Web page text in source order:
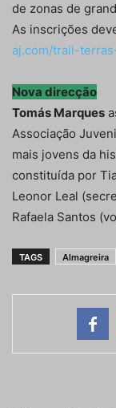
de zonas de
As inscrições
aj.com/trail-
Nova direcção
Tomás Marques
Associação
mais jovens da
constituída por
Leonor Leal
Rafaela Santos
TAGS Almagreira